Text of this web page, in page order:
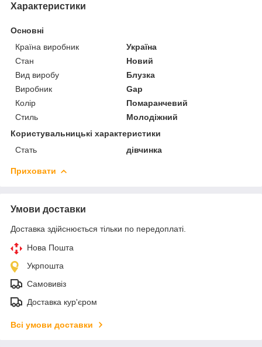
Характеристики
Основні
Країна виробник
Україна
Стан
Новий
Вид виробу
Блузка
Виробник
Gap
Колір
Помаранчевий
Стиль
Молодіжний
Користувальницькі характеристики
Стать
дівчинка
Приховати
Умови доставки
Доставка здійснюється тільки по передоплаті.
Нова Пошта
Укрпошта
Самовивіз
Доставка кур'єром
Всі умови доставки